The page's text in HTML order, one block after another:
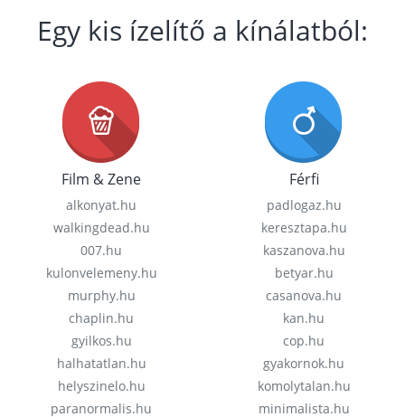
Egy kis ízelítő a kínálatból:
Film & Zene
alkonyat.hu
walkingdead.hu
007.hu
kulonvelemeny.hu
murphy.hu
chaplin.hu
gyilkos.hu
halhatatlan.hu
helyszinelo.hu
paranormalis.hu
Férfi
padlogaz.hu
keresztapa.hu
kaszanova.hu
betyar.hu
casanova.hu
kan.hu
cop.hu
gyakornok.hu
komolytalan.hu
minimalista.hu